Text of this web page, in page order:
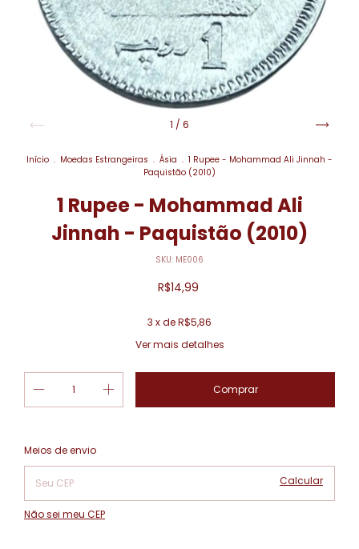
1 / 6
Início . Moedas Estrangeiras . Ásia . 1 Rupee - Mohammad Ali Jinnah -
Paquistão (2010)
1 Rupee - Mohammad Ali
Jinnah - Paquistão (2010)
SKU: ME006
R$14,99
3 x deR$5,86
Ver mais detalhes
Entregas para o CEP:
Meios de envio
Calcular
Não sei meu CEP